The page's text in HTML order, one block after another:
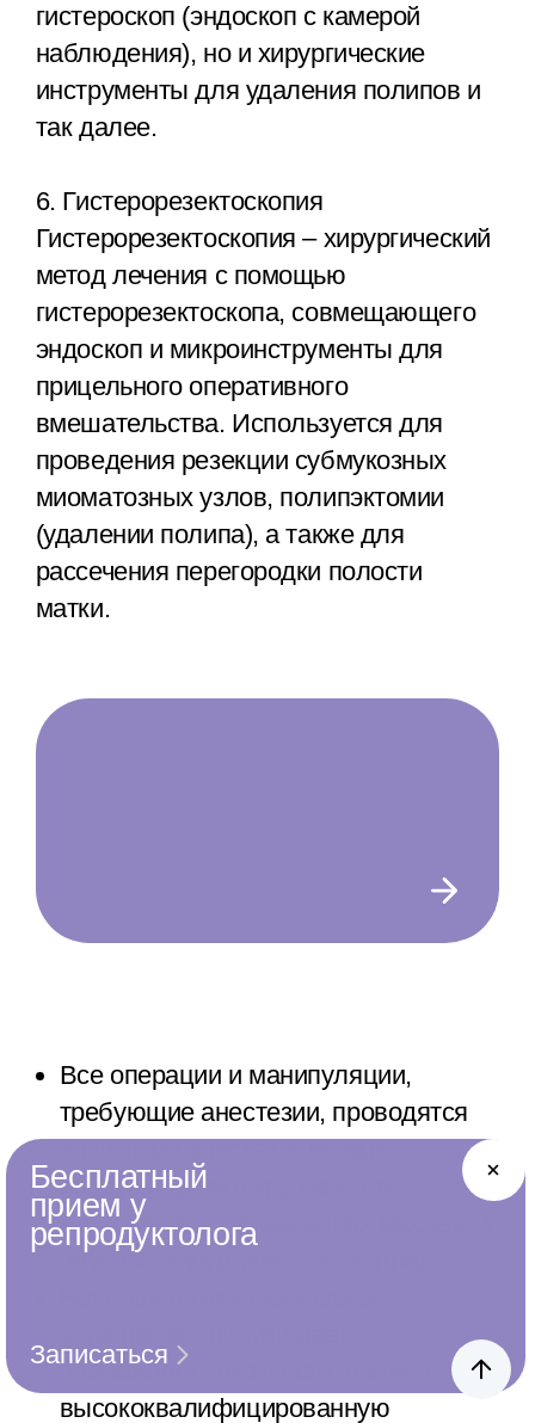
гистероскоп (эндоскоп с камерой
наблюдения), но и хирургические
инструменты для удаления полипов и
так далее.
6. Гистерорезектоскопия
Гистерорезектоскопия – хирургический
метод лечения с помощью
гистерорезектоскопа, совмещающего
эндоскоп и микроинструменты для
прицельного оперативного
вмешательства. Используется для
проведения резекции субмукозных
миоматозных узлов, полипэктомии
(удалении полипа), а также для
рассечения перегородки полости
матки.
Все операции и манипуляции,
требующие анестезии, проводятся
опытными анестезиологами,
работающими в крупнейших
медицинских учреждениях Москвы и
научных хирургических центрах.
возможность оказывать пациентам
высококвалифицированную
Бесплатный
прием у
репродуктолога
Записаться